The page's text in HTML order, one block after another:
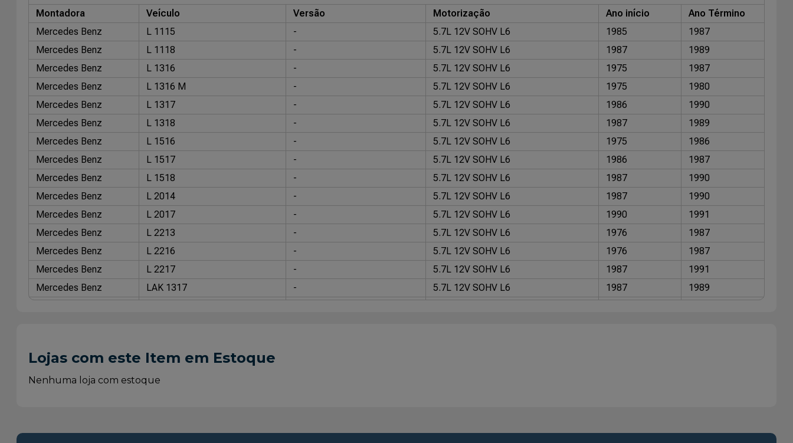
Montadora Veículo Versão Motorização Ano início
Ano Término
Mercedes Benz
L 1115 - 5.7L 12V SOHV L6 1985
1987
Mercedes Benz
L 1118 - 5.7L 12V SOHV L6 1987
1989
Mercedes Benz
L 1316 - 5.7L 12V SOHV L6 1975
1987
Mercedes Benz
L 1316 M - 5.7L 12V SOHV L6 1975
1980
Mercedes Benz
L 1317 - 5.7L 12V SOHV L6 1986
1990
Mercedes Benz
L 1318 - 5.7L 12V SOHV L6 1987
1989
Mercedes Benz
L 1516 - 5.7L 12V SOHV L6 1975
1986
Mercedes Benz
L 1517 - 5.7L 12V SOHV L6 1986
1987
Mercedes Benz
L 1518 - 5.7L 12V SOHV L6 1987
1990
Mercedes Benz
L 2014 - 5.7L 12V SOHV L6 1987
1990
Mercedes Benz
L 2017 - 5.7L 12V SOHV L6 1990
1991
Mercedes Benz
L 2213 - 5.7L 12V SOHV L6 1976
1987
Mercedes Benz
L 2216 - 5.7L 12V SOHV L6 1976
1987
Mercedes Benz
L 2217 - 5.7L 12V SOHV L6 1987
1991
Mercedes Benz
LAK 1317 - 5.7L 12V SOHV L6 1987
1989
Mercedes Benz
LK 1316
Mercedes Benz
LK 1317
Mercedes Benz
LK 1518 - 5.7L 12V SOHV L6 1987 1989
Lojas com este Item em Estoque
Nenhuma loja com estoque